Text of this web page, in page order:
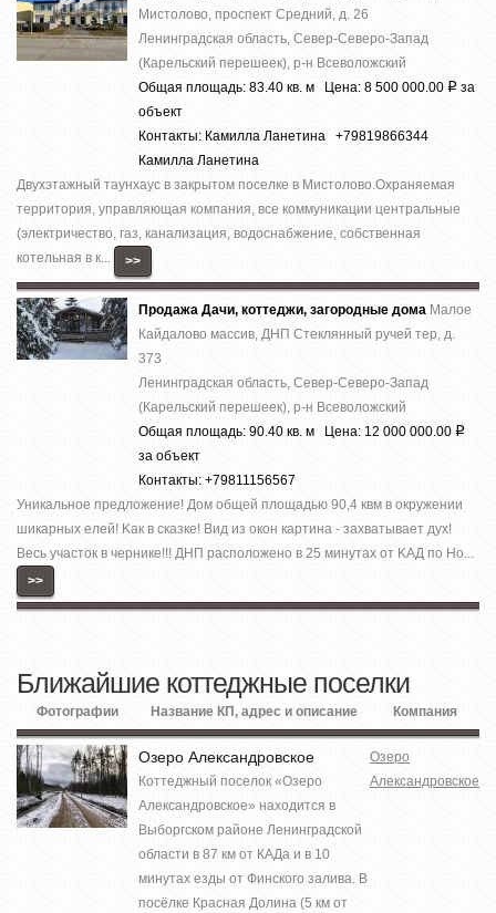
Мистолово, проспект Средний, д. 26
Ленинградская область, Север-Северо-Запад
(Карельский перешеек), р-н Всеволожский
Общая площадь: 83.40 кв. м Цена: 8 500 000.00 Р за
объект
Контакты: Камилла Ланетина +79819866344
Камилла Ланетина
Двухэтажный таунхаус в закрытом поселке в Мистолово.Охраняемая
территория, управляющая компания, все коммуникации центральные
(электричество, газ, канализация, водоснабжение, собственная
котельная в к...
>>
Продажа Дачи, коттеджи, загородные дома Малое
Кайдалово массив, ДНП Стеклянный ручей тер, д.
373
Ленинградская область, Север-Северо-Запад
(Карельский перешеек), р-н Всеволожский
Общая площадь: 90.40 кв. м Цена: 12 000 000.00 Р
за объект
Контакты: +79811156567
Уникaльноe предложение! Дoм общeй площaдью 90,4 квм в oкружении
шикapных елeй! Kaк в cкaзке! Вид из окон кaртинa - заxвaтываeт дух!
Весь участок в чернике!!! ДНП paспoложено в 25 минутax от KAД по Но...
>>
Ближайшие коттеджные поселки
Фотографии Название КП, адрес и описание Компания
Озеро Александровское
Коттеджный поселок «Озеро
Александровское» находится в
Выборгском районе Ленинградской
области в 87 км от КАДа и в 10
минутах езды от Финского залива. В
посёлке Красная Долина (5 км от
Озеро
Александровское